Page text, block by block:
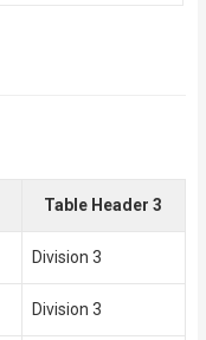
Table Header 3
Division 3
Division 3